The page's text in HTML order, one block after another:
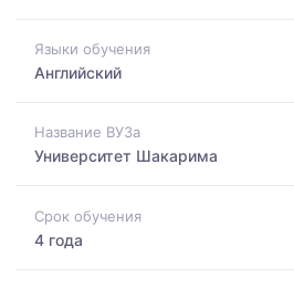
Языки обучения
Английский
Название ВУЗа
Университет Шакарима
Срок обучения
4 года